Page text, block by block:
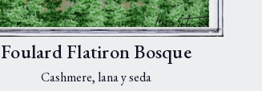
Foulard Flatiron Bosque
Cashmere, lana y seda